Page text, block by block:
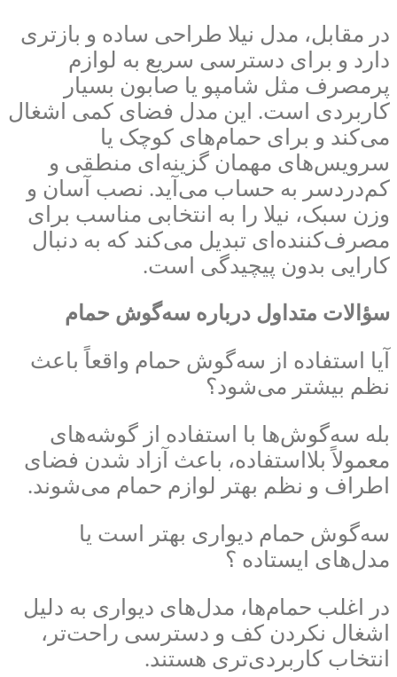
در مقابل، مدل نیلا طراحی ساده و بازتری
دارد و برای دسترسی سریع به لوازم
پرمصرف مثل شامپو یا صابون بسیار
کاربردی است. این مدل فضای کمی اشغال
می‌کند و برای حمام‌های کوچک یا
سرویس‌های مهمان گزینه‌ای منطقی و
کم‌دردسر به حساب می‌آید. نصب آسان و
وزن سبک، نیلا را به انتخابی مناسب برای
مصرف‌کننده‌ای تبدیل می‌کند که به دنبال
کارایی بدون پیچیدگی است.
سؤالات متداول درباره سه‌گوش حمام
آیا استفاده از سه‌گوش حمام واقعاً باعث
نظم بیشتر می‌شود؟
بله سه‌گوش‌ها با استفاده از گوشه‌های
معمولاً بلااستفاده، باعث آزاد شدن فضای
اطراف و نظم بهتر لوازم حمام می‌شوند.
سه‌گوش حمام دیواری بهتر است یا
مدل‌های ایستاده ؟
در اغلب حمام‌ها، مدل‌های دیواری به دلیل
اشغال نکردن کف و دسترسی راحت‌تر،
انتخاب کاربردی‌تری هستند.